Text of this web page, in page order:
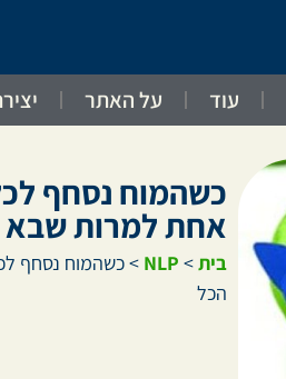
עוד על האתר
אחת למרות שבא
בית>
NLP
>
הכל